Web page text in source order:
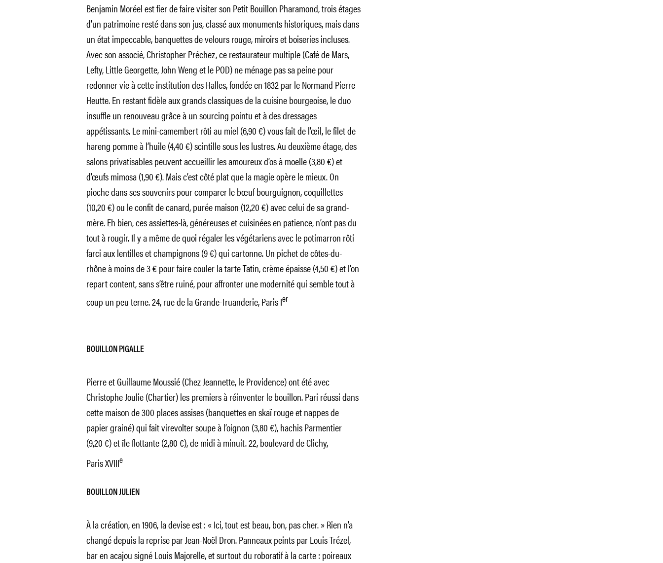
Benjamin Moréel est fier de faire visiter son Petit Bouillon Pharamond, trois étages
d’un patrimoine resté dans son jus, classé aux monuments historiques, mais dans
un état impeccable, banquettes de velours rouge, miroirs et boiseries incluses.
Avec son associé, Christopher Préchez, ce restaurateur multiple (Café de Mars,
Lefty, Little Georgette, John Weng et le POD) ne ménage pas sa peine pour
redonner vie à cette institution des Halles, fondée en 1832 par le Normand Pierre
Heutte. En restant fidèle aux grands classiques de la cuisine bourgeoise, le duo
insuffle un renouveau grâce à un sourcing pointu et à des dressages
appétissants. Le mini-camembert rôti au miel (6,90 €) vous fait de l’œil, le filet de
hareng pomme à l’huile (4,40 €) scintille sous les lustres. Au deuxième étage, des
salons privatisables peuvent accueillir les amoureux d’os à moelle (3,80 €) et
d’œufs mimosa (1,90 €). Mais c’est côté plat que la magie opère le mieux. On
pioche dans ses souvenirs pour comparer le bœuf bourguignon, coquillettes
(10,20 €) ou le confit de canard, purée maison (12,20 €) avec celui de sa grand-
mère. Eh bien, ces assiettes-là, généreuses et cuisinées en patience, n’ont pas du
tout à rougir. Il y a même de quoi régaler les végétariens avec le potimarron rôti
farci aux lentilles et champignons (9 €) qui cartonne. Un pichet de côtes-du-
rhône à moins de 3 € pour faire couler la tarte Tatin, crème épaisse (4,50 €) et l’on
repart content, sans s’être ruiné, pour affronter une modernité qui semble tout à
coup un peu terne.24, rue de la Grande-Truanderie, Paris Ier
BOUILLON PIGALLE
Pierre et Guillaume Moussié (Chez Jeannette, le Providence) ont été avec
Christophe Joulie (Chartier) les premiers à réinventer le bouillon. Pari réussi dans
cette maison de 300 places assises (banquettes en skaï rouge et nappes de
papier grainé) qui fait virevolter soupe à l’oignon (3,80 €), hachis Parmentier
(9,20 €) et île flottante (2,80 €), de midi à minuit.22, boulevard de Clichy,
Paris XVIIIe
BOUILLON JULIEN
À la création, en 1906, la devise est : « Ici, tout est beau, bon, pas cher. » Rien n’a
changé depuis la reprise par Jean-Noël Dron. Panneaux peints par Louis Trézel,
bar en acajou signé Louis Majorelle, et surtout du roboratif à la carte : poireaux